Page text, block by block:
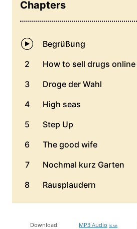
Download: MP3 Audio 35 MB